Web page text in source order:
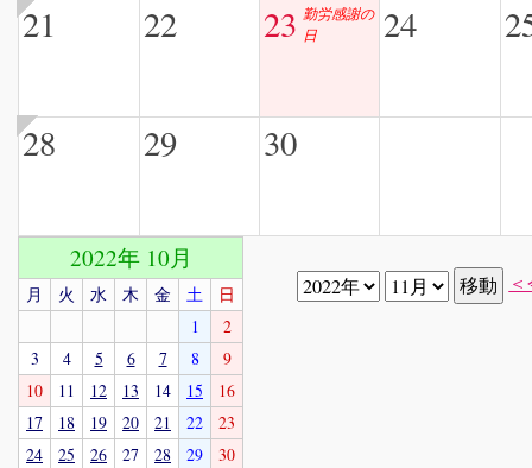
21 22 23 勤労感謝の
日
24
28 29 30
2022年 10月
月 火 水 木 金 土
日
1
2
3
4 5 6 7 8
9
10
11 12 13 14 15
16
17
18 19 20 21 22
23
24
25 26 27 28 29
30